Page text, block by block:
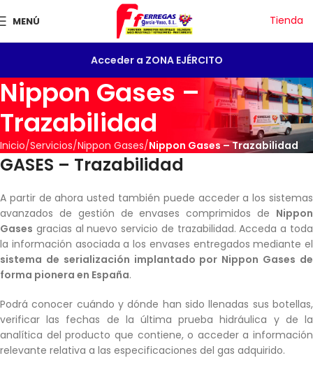
MENÚ Tienda
Acceder a ZONA EJÉRCITO
Nippon Gases –
Trazabilidad
Inicio Servicios Nippon Gases Nippon Gases – Trazabilidad
GASES – Trazabilidad
A partir de ahora usted también puede acceder a los sistemas
avanzados de gestión de envases comprimidos de Nippon
Gases gracias al nuevo servicio de trazabilidad. Acceda a toda
la información asociada a los envases entregados mediante el
sistema de serialización implantado por Nippon Gases de
forma pionera en España.
Podrá conocer cuándo y dónde han sido llenadas sus botellas,
verificar las fechas de la última prueba hidráulica y de la
analítica del producto que contiene, o acceder a información
relevante relativa a las especificaciones del gas adquirido.